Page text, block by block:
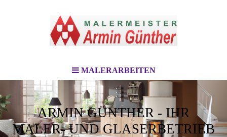
MALERARBEITEN
ARMIN GÜNTHER - IHR
MALER- UND GLASERBETRIEB